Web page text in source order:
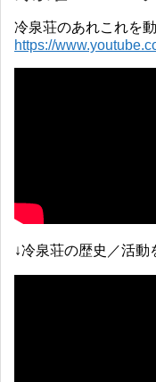
冷泉荘のあれこれを
https://
↓冷泉荘の歴史／活